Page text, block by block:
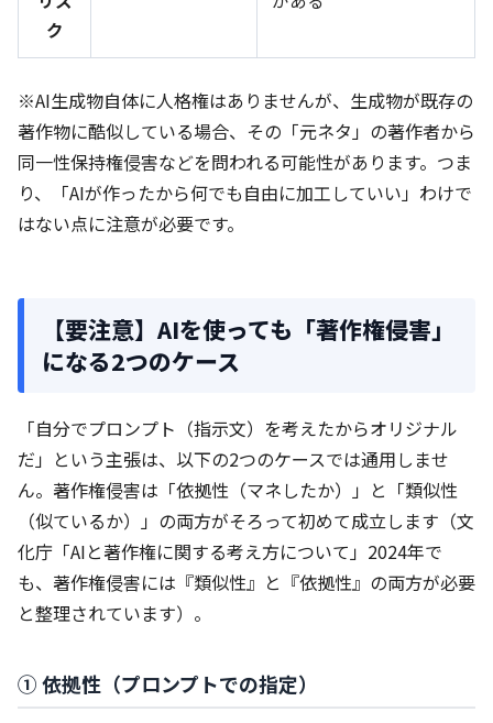
ク
※AI生成物自体に人格権はありませんが、生成物が既存の
著作物に酷似している場合、その「元ネタ」の著作者から
同一性保持権侵害などを問われる可能性があります。つま
り、「AIが作ったから何でも自由に加工していい」わけで
はない点に注意が必要です。
【要注意】AIを使っても「著作権侵害」
になる2つのケース
「自分でプロンプト（指示文）を考えたからオリジナル
だ」という主張は、以下の2つのケースでは通用しませ
ん。著作権侵害は「依拠性（マネしたか）」と「類似性
（似ているか）」の両方がそろって初めて成立します（文
化庁「AIと著作権に関する考え方について」2024年で
も、著作権侵害には『類似性』と『依拠性』の両方が必要
と整理されています）。
① 依拠性（プロンプトでの指定）